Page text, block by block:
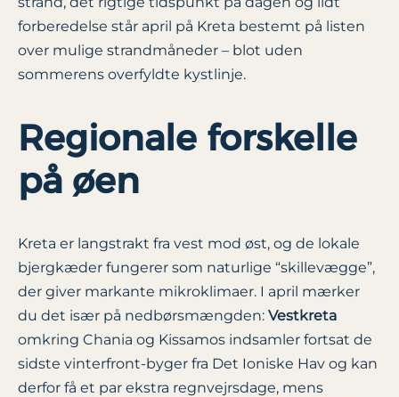
forberedelse står april på Kreta bestemt på listen
over mulige strandmåneder – blot uden
sommerens overfyldte kystlinje.
Regionale forskelle
på øen
Kreta er langstrakt fra vest mod øst, og de lokale
bjergkæder fungerer som naturlige “skillevægge”,
der giver markante mikroklimaer. I april mærker
du det især på nedbørsmængden: Vestkreta
omkring Chania og Kissamos indsamler fortsat de
sidste vinterfront-byger fra Det Ioniske Hav og kan
derfor få et par ekstra regnvejrsdage, mens